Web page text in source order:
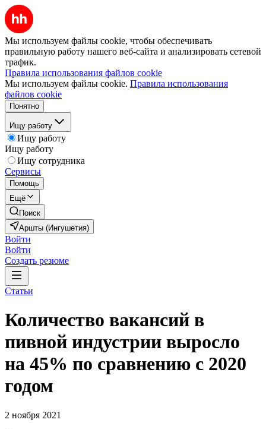
Мы используем файлы cookie, чтобы обеспечивать
правильную работу нашего веб-сайта и анализировать сетевой
трафик.
Правила использования файлов cookie
Мы используем файлы cookie. Правила использования
файлов cookie
Понятно
Ищу работу
Ищу работу
Ищу работу
Ищу сотрудника
Сервисы
Помощь
Ещё
Поиск
Аршты (Ингушетия)
Войти
Войти
Создать резюме
Статьи
Количество вакансий в
пивной индустрии выросло
на 45% по сравнению с 2020
годом
2 ноября 2021